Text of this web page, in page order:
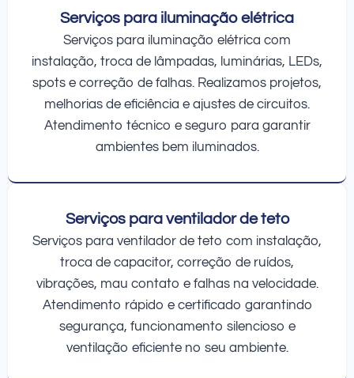
Serviços para iluminação elétrica
Serviços para iluminação elétrica com
instalação, troca de lâmpadas, luminárias, LEDs,
spots e correção de falhas. Realizamos projetos,
melhorias de eficiência e ajustes de circuitos.
Atendimento técnico e seguro para garantir
ambientes bem iluminados.
Serviços para ventilador de teto
Serviços para ventilador de teto com instalação,
troca de capacitor, correção de ruídos,
vibrações, mau contato e falhas na velocidade.
Atendimento rápido e certificado garantindo
segurança, funcionamento silencioso e
ventilação eficiente no seu ambiente.